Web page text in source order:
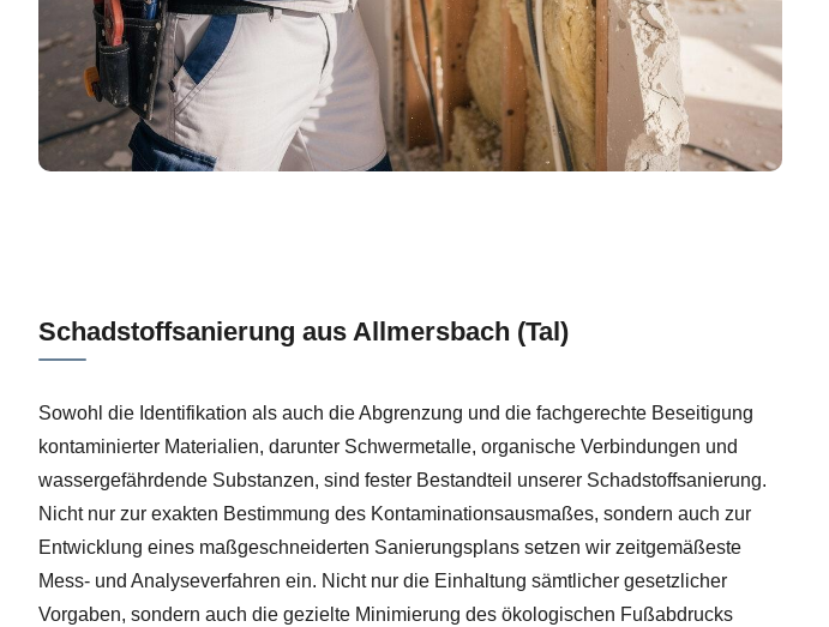
Schadstoffsanierung aus Allmersbach (Tal)
Sowohl die Identifikation als auch die Abgrenzung und die fachgerechte Beseitigung
kontaminierter Materialien, darunter Schwermetalle, organische Verbindungen und
wassergefährdende Substanzen, sind fester Bestandteil unserer Schadstoffsanierung.
Nicht nur zur exakten Bestimmung des Kontaminationsausmaßes, sondern auch zur
Entwicklung eines maßgeschneiderten Sanierungsplans setzen wir zeitgemäßeste
Mess- und Analyseverfahren ein. Nicht nur die Einhaltung sämtlicher gesetzlicher
Vorgaben, sondern auch die gezielte Minimierung des ökologischen Fußabdrucks